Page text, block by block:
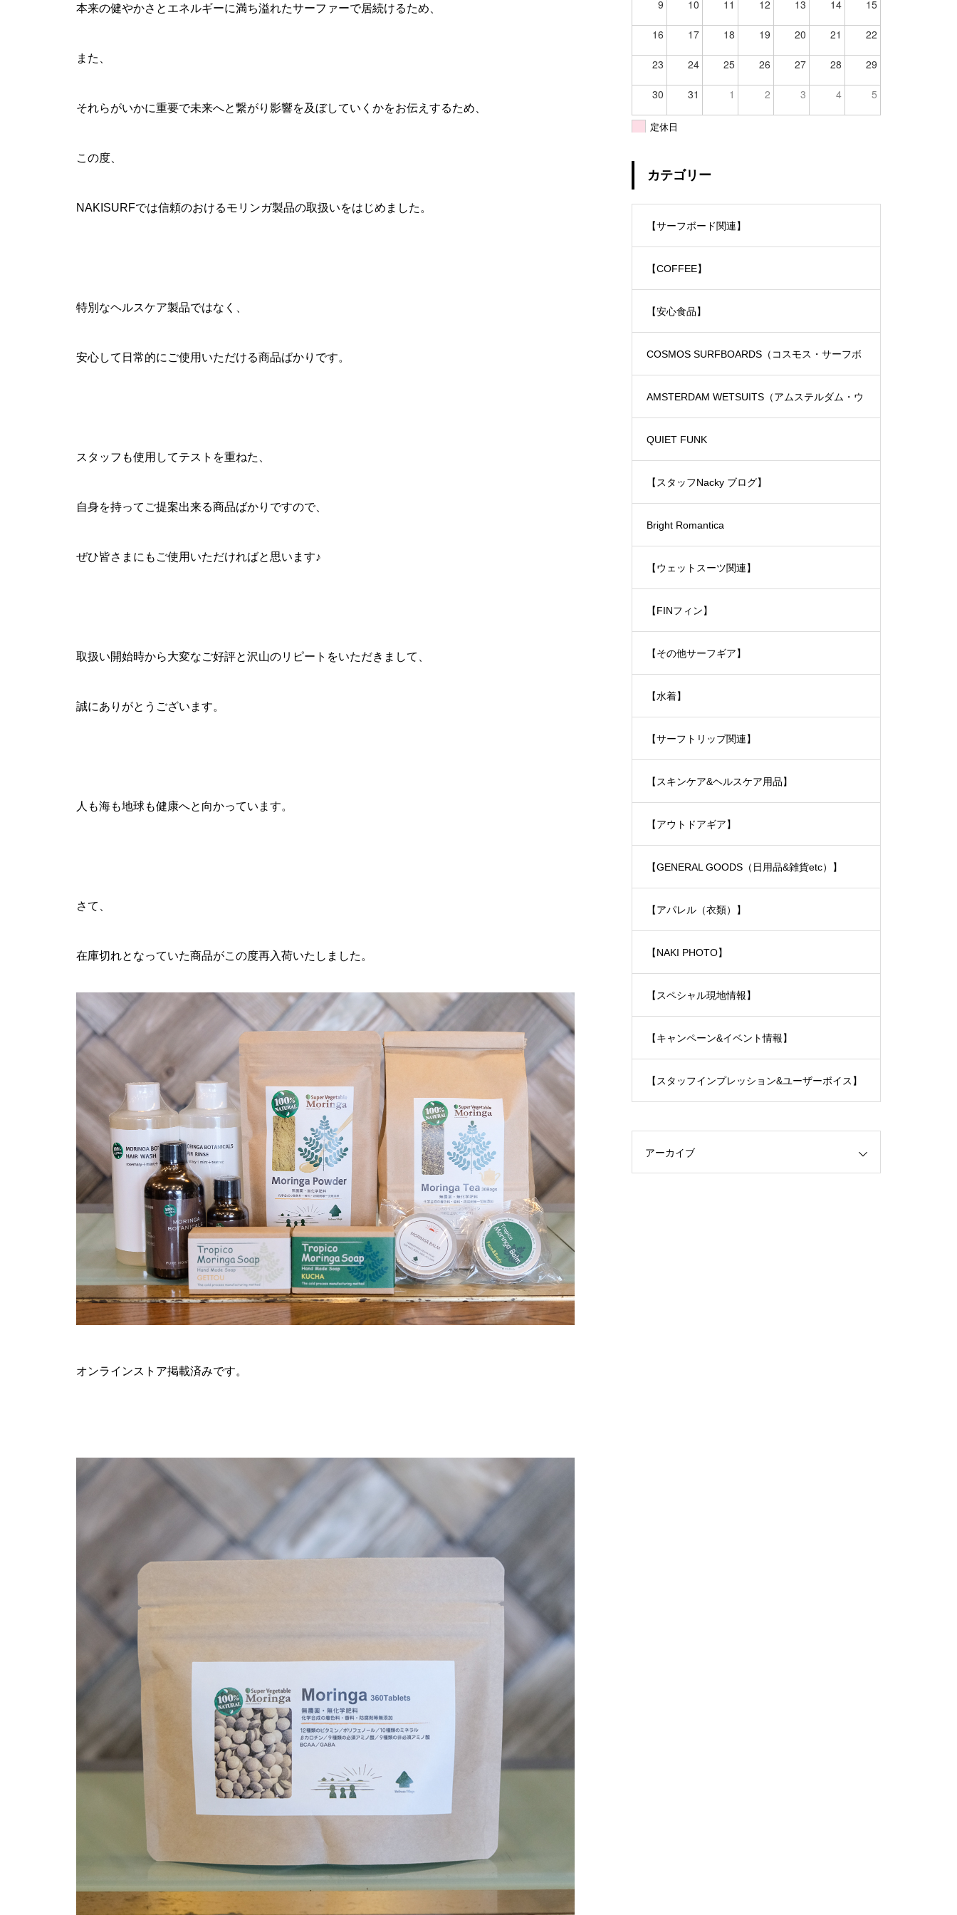
本来の健やかさとエネルギーに満ち溢れたサーファーで居続けるため、
また、
それらがいかに重要で未来へと繋がり影響を及ぼしていくかをお伝えするため、
この度、
NAKISURFでは信頼のおけるモリンガ製品の取扱いをはじめました。
特別なヘルスケア製品ではなく、
安心して日常的にご使用いただける商品ばかりです。
スタッフも使用してテストを重ねた、
自身を持ってご提案出来る商品ばかりですので、
ぜひ皆さまにもご使用いただければと思います♪
取扱い開始時から大変なご好評と沢山のリピートをいただきまして、
誠にありがとうございます。
人も海も地球も健康へと向かっています。
さて、
在庫切れとなっていた商品がこの度再入荷いたしました。
オンラインストア掲載済みです。
9 10 11 12 13 14 15
16 17 18 19 20 21 22
23 24 25 26 27 28 29
30 31 1 2 3 4 5
定休日
カテゴリー
【サーフボード関連】
【COFFEE】
【安心食品】
COSMOS SURFBOARDS（コスモス・サーフボ
ード）
AMSTERDAM WETSUITS（アムステルダム・ウ
ェットスーツ）
QUIET FUNK
【スタッフNacky ブログ】
Bright Romantica
【ウェットスーツ関連】
【FINフィン】
【その他サーフギア】
【水着】
【サーフトリップ関連】
【スキンケア&ヘルスケア用品】
【アウトドアギア】
【GENERAL GOODS（日用品&雑貨etc）】
【アパレル（衣類）】
【NAKI PHOTO】
【スペシャル現地情報】
【キャンペーン&イベント情報】
【スタッフインプレッション&ユーザーボイス】
アーカイブ